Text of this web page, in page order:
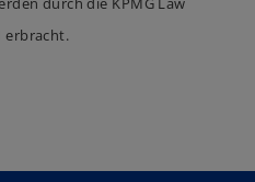
erbracht.